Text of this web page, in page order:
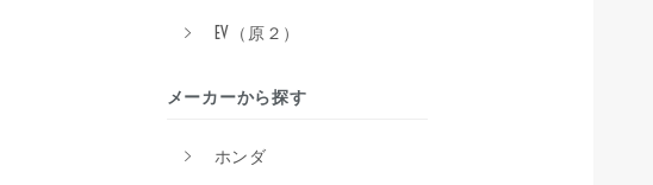
EV（原２）
メーカーから探す
ホンダ